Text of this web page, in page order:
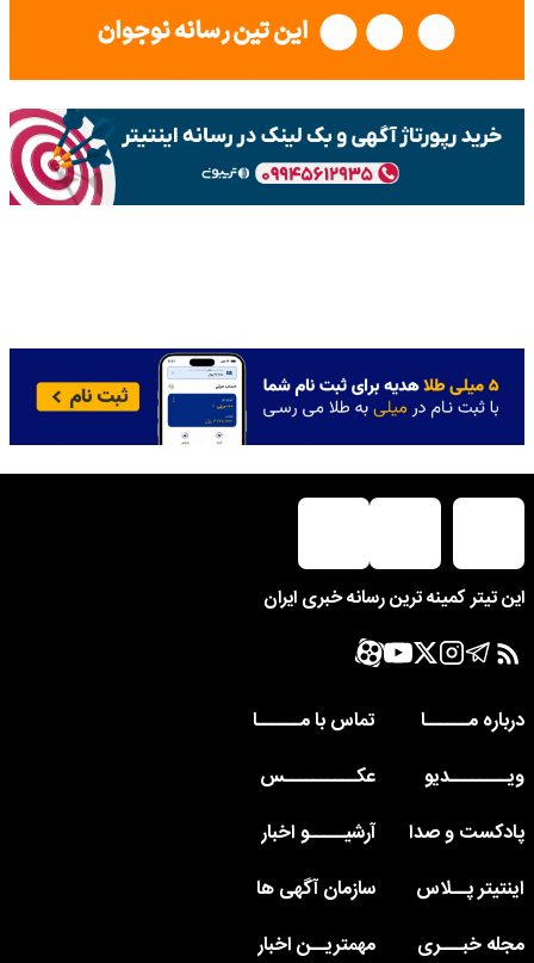
این تیتر کمینه ترین رسانه خبری ایران
درباره مــــــا
تماس با مــــــا
ویــــــــدیو
عکــــــــــس
پادکست و صدا
آرشیـــــو اخبار
اینتیتر پــلاس
سازمان آگهی ها
مجله خبـــری
مهمتریــن اخبار